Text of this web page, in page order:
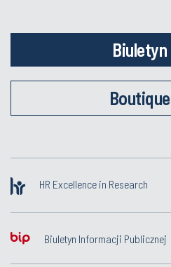
Biuletyn
Boutique
HR Excellence in Research
Biuletyn Informacji Publicznej